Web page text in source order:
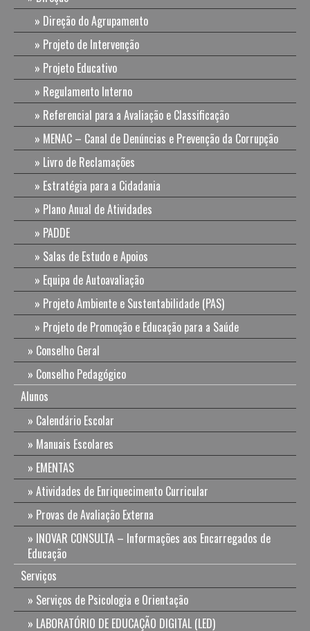
Direção do Agrupamento
Projeto de Intervenção
Projeto Educativo
Regulamento Interno
Referencial para a Avaliação e Classificação
MENAC – Canal de Denúncias e Prevenção da Corrupção
Livro de Reclamações
Estratégia para a Cidadania
Plano Anual de Atividades
PADDE
Salas de Estudo e Apoios
Equipa de Autoavaliação
Projeto Ambiente e Sustentabilidade (PAS)
Projeto de Promoção e Educação para a Saúde
Conselho Geral
Conselho Pedagógico
Alunos
Calendário Escolar
Manuais Escolares
EMENTAS
Atividades de Enriquecimento Curricular
Provas de Avaliação Externa
INOVAR CONSULTA – Informações aos Encarregados de
Educação
Serviços
Serviços de Psicologia e Orientação
LABORATÓRIO DE EDUCAÇÃO DIGITAL (LED)